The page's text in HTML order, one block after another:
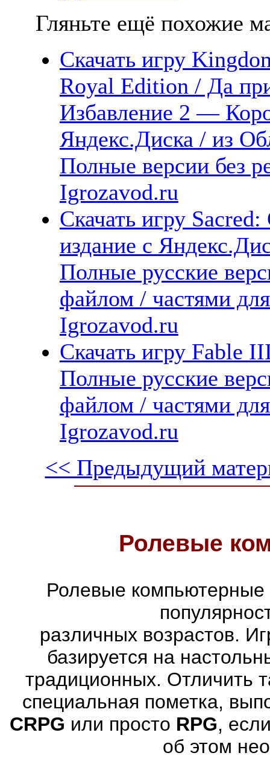
Гляньте ещё похожие
Скачать игру
Royal Edition / Да
Избавление 2 —
Яндекс.Диска / из
Полные версии без
Igrozavod.ru
Скачать игру
издание с
Полные русские
файлом / частями
Igrozavod.ru
Скачать игру Fable
Полные русские
файлом / частями
Igrozavod.ru
<< Предыдущий
Ролевые
Ролевые компьютерные
различных возрастов.
базируется на
традиционных. Отличить
специальная пометка,
CRPG или просто RPG,
об этом